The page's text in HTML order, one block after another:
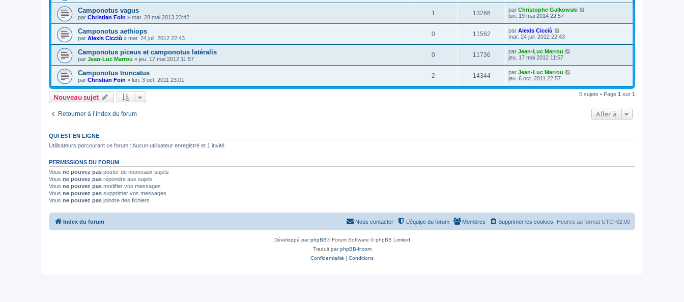
Camponotus vagus
par Christian Foin » mar. 28 mai 2013 23:42
1 13266 par Christophe Galkowski
lun. 19 mai 2014 22:57
Camponotus aethiops
par Alexis Cicciù » mar. 24 juil. 2012 22:43
0 11562 par Alexis Cicciù
mar. 24 juil. 2012 22:43
Camponotus piceus et camponotus latéralis
par Jean-Luc Marrou » jeu. 17 mai 2012 11:57
0 11736 par Jean-Luc Marrou
jeu. 17 mai 2012 11:57
Camponotus truncatus
par Christian Foin » lun. 3 oct. 2011 23:01
2 14344 par Jean-Luc Marrou
jeu. 6 oct. 2011 22:57
Nouveau sujet 5 sujets • Page 1 sur 1
Retourner à l’index du forum Aller à
QUI EST EN LIGNE
Utilisateurs parcourant ce forum : Aucun utilisateur enregistré et 1 invité
PERMISSIONS DU FORUM
Vous ne pouvez pas poster de nouveaux sujets
Vous ne pouvez pas répondre aux sujets
Vous ne pouvez pas modifier vos messages
Vous ne pouvez pas supprimer vos messages
Vous ne pouvez pas joindre des fichiers
Index du forum Heures au format UTC+02:00
Supprimer les cookies
Membres
L’équipe du forum
Nous contacter
Développé parphpBB® Forum Software © phpBB Limited
Traduit parphpBB-fr.com
Confidentialité | Conditions